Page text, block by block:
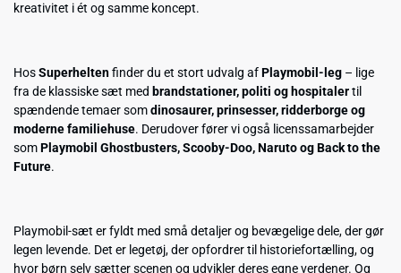
kreativitet i ét og samme koncept.
HosSuperheltenfinder du et stort udvalg afPlaymobil-leg – lige
fra de klassiske sæt med brandstationer, politi og hospitalertil
spændende temaer somdinosaurer, prinsesser, ridderborge og
moderne familiehuse. Derudover fører vi også licenssamarbejder
somPlaymobil Ghostbusters, Scooby-Doo, Naruto og Back to the
Future.
Playmobil-sæt er fyldt med små detaljer og bevægelige dele, der gør
legen levende. Det er legetøj, der opfordrer til historiefortælling, og
hvor børn selv sætter scenen og udvikler deres egne verdener. Og